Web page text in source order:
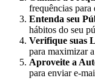
frequências
Entenda seu
hábitos do seu
Verifique suas
para maximizar
Aproveite a
para enviar e-